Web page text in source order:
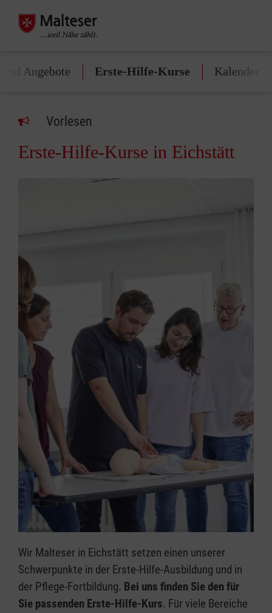
Angebote Erste-Hilfe-Kurse Kalender
Vorlesen
Erste-Hilfe-Kurse in Eichstätt
Wir Malteser in Eichstätt setzen einen unserer
Schwerpunkte in der Erste-Hilfe-Ausbildung und in
der Pflege-Fortbildung. Bei uns finden Sie den für
Sie passenden Erste-Hilfe-Kurs. Für viele Bereiche